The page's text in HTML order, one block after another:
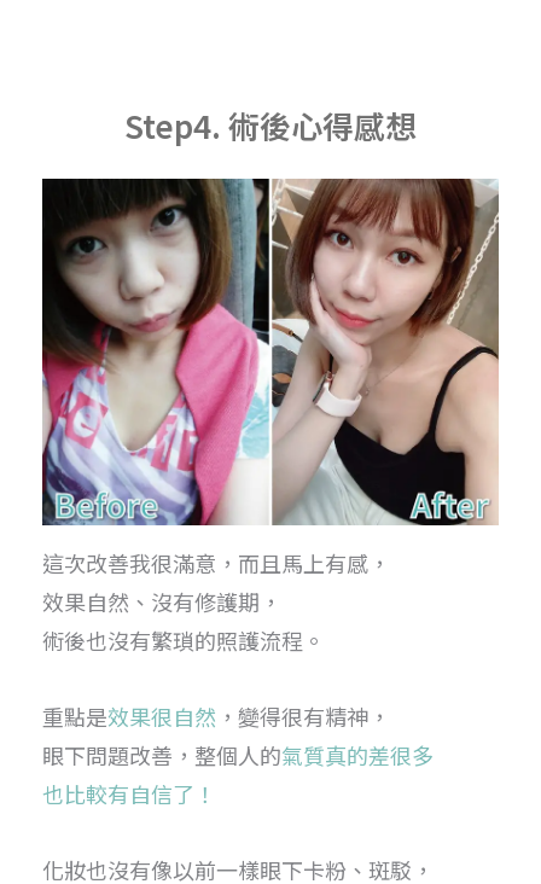
Step4. 術後心得感想
這次改善我很滿意，而且馬上有感，
效果自然、沒有修護期，
術後也沒有繁瑣的照護流程。
重點是效果很自然 ，變得很有精神，
眼下問題改善，整個人的氣質真的差很多
也比較有自信了！
化妝也沒有像以前一樣眼下卡粉、斑駁，